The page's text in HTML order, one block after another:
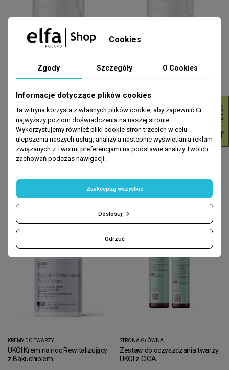
KREMY DO TWARZY
UKOI Krem na dzień Anti-age z
tripeptydami
99,99 zł
STRONA GŁÓWNA
Ukoi Krem na Dzień Młodość
Komórek z Egzosomami 50ml
129,99 zł
KREMY DO TWARZY
UKOI Krem na noc Rewitalizujący
z Bakuchiolem
-35%
STRONA GŁÓWNA
Zestaw do oczyszczania twarzy
UKOI z CICA
Cookies
Zgody Szczegóły O Cookies
Informacje dotyczące plików cookies
Ta witryna korzysta z własnych plików cookie, aby zapewnić Ci
najwyższy poziom doświadczenia na naszej stronie .
Wykorzystujemy również pliki cookie stron trzecich w celu
ulepszenia naszych usług, analizy a nastepnie wyświetlania reklam
związanych z Twoimi preferencjami na podstawie analizy Twoich
zachowań podczas nawigacji.
Odrzuć
Dostosuj
Zaakceptuj wszystkie
R